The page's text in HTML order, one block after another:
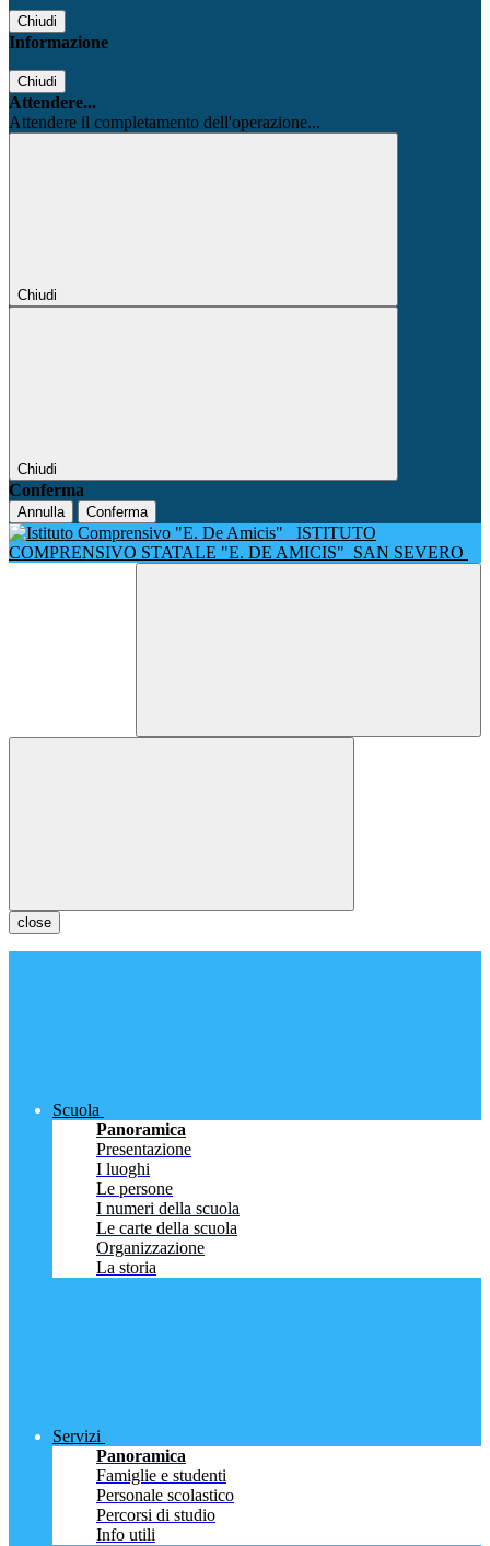
Chiudi
Informazione
Chiudi
Attendere...
Attendere il completamento dell'operazione...
Chiudi
Chiudi
Conferma
Annulla Conferma
ISTITUTO
COMPRENSIVO STATALE "E. DE AMICIS" SAN SEVERO
close
Scuola
Panoramica
Presentazione
I luoghi
Le persone
I numeri della scuola
Le carte della scuola
Organizzazione
La storia
Servizi
Panoramica
Famiglie e studenti
Personale scolastico
Percorsi di studio
Info utili